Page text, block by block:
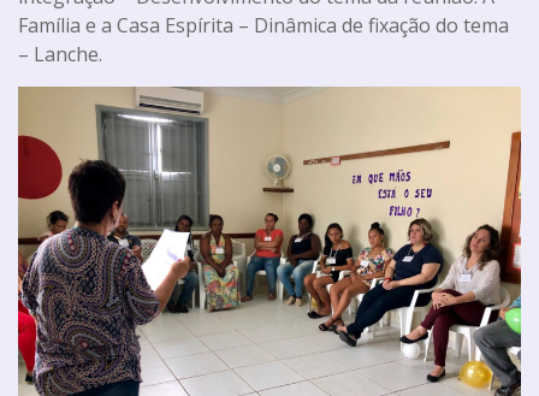
Família e a Casa Espírita – Dinâmica de fixação do tema
– Lanche.